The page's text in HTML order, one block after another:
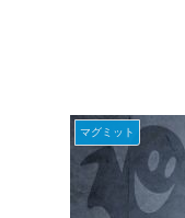
マグミット